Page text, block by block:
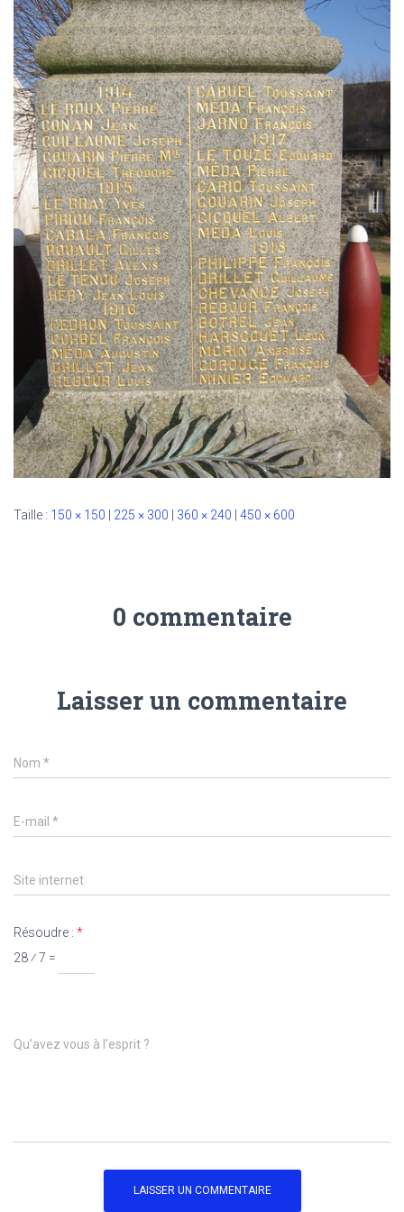
Taille : 150 × 150 225 × 300 360 × 240 450 × 600
0 commentaire
Laisser un commentaire
Nom *
E-mail *
Site internet
Résoudre : *
28 ⁄ 7 =
Qu’avez vous à l’esprit ?